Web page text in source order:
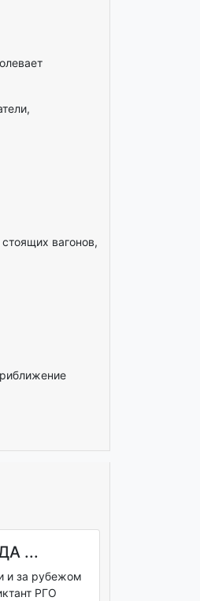
вагонов,
...
и за рубежом
РГО